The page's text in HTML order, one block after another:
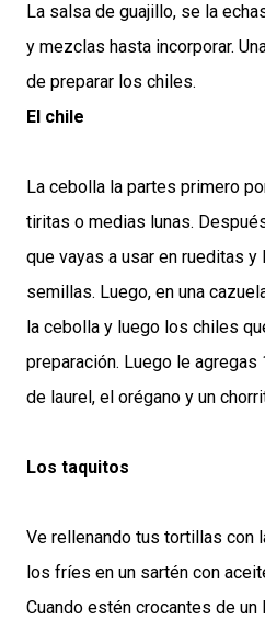
La salsa de guajillo, se la
y mezclas hasta incorporar.
de preparar los chiles.
El chile
La cebolla la partes primero
tiritas o medias lunas.
que vayas a usar en rueditas
semillas. Luego, en una
la cebolla y luego los chiles
preparación. Luego le agregas
de laurel, el orégano y un
Los taquitos
Ve rellenando tus tortillas con
los fríes en un sartén con
Cuando estén crocantes de